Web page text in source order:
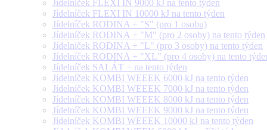
Jídelníček FLEXI IN 9000 kJ na tento týden
Jídelníček FLEXI IN 10000 kJ na tento týden
Jídelníček RODINA + "S" (pro 1 osobu)
Jídelníček RODINA + "M" (pro 2 osoby) na tento týden
Jídelníček RODINA + "L" (pro 3 osoby) na tento týden
Jídelníček RODINA + "XL" (pro 4 osoby) na tento
Jídelníček SALÁT + na tento týden
Jídelníček KOMBI WEEEK 6000 kJ na tento týden
Jídelníček KOMBI WEEEK 7000 kJ na tento týden
Jídelníček KOMBI WEEEK 8000 kJ na tento týden
Jídelníček KOMBI WEEEK 9000 kJ na tento týden
Jídelníček KOMBI WEEEK 10000 kJ na tento týden